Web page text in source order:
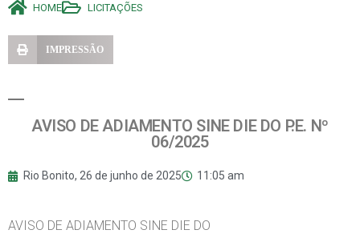
HOME LICITAÇÕES
IMPRESSÃO
AVISO DE ADIAMENTO SINE DIE DO P.E. Nº
06/2025
Rio Bonito, 26 de junho de 2025 11:05 am
AVISO DE ADIAMENTO SINE DIE DO